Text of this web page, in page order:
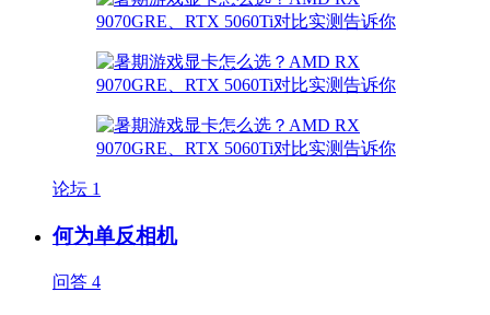
论坛 1
何为单反相机
问答 4